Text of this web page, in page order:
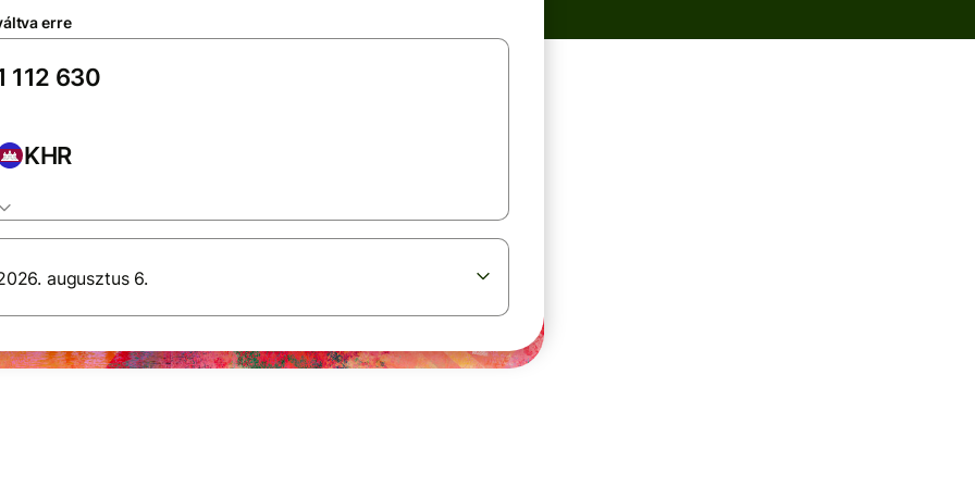
erre
KHR
augusztus 6.